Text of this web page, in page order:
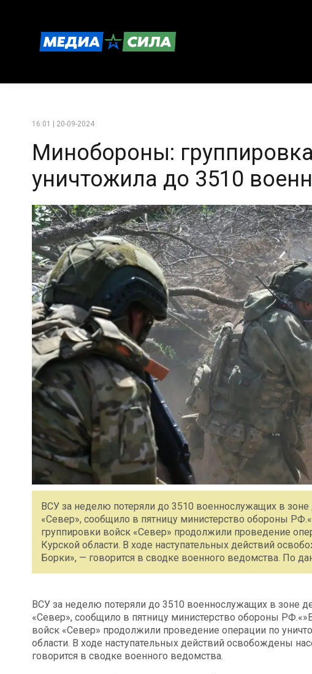
16:01 | 20-09-2024
Минобороны:
уничтожила до 3510
ВСУ за неделю потеряли до 3510 военнослужащих в зоне
«Север», сообщило в пятницу министерство обороны
группировки войск «Север» продолжили проведение
Курской области. В ходе наступательных действий
Борки», — говорится в сводке военного ведомства. По
ВСУ за неделю потеряли до 3510 военнослужащих в зоне
«Север», сообщило в пятницу министерство обороны
войск «Север» продолжили проведение операции по
области. В ходе наступательных действий освобождены
говорится в сводке военного ведомства.